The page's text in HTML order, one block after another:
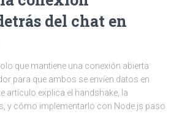
del chat en
que mantiene una conexión abierta
para que ambos se envíen datos en
artículo explica el handshake, la
y cómo implementarlo con Node.js paso